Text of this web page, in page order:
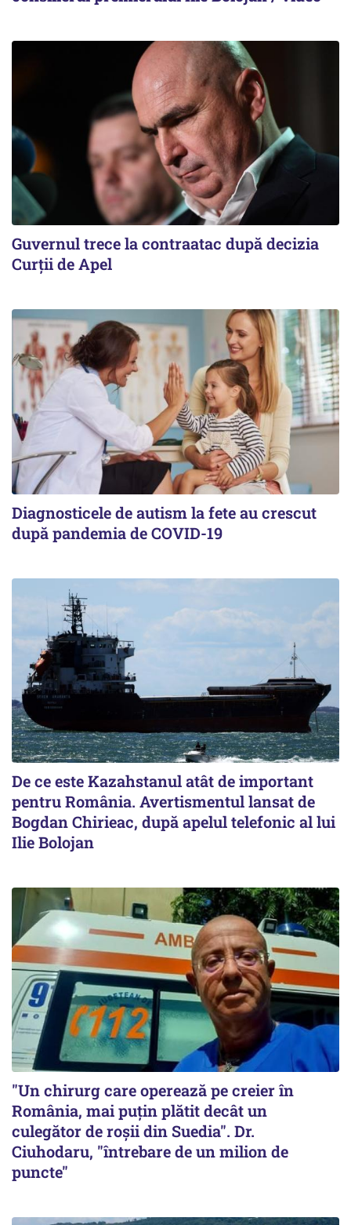
Guvernul trece la contraatac după decizia
Curții de Apel
Diagnosticele de autism la fete au crescut
după pandemia de COVID-19
De ce este Kazahstanul atât de important
pentru România. Avertismentul lansat de
Bogdan Chirieac, după apelul telefonic al lui
Ilie Bolojan
"Un chirurg care operează pe creier în
România, mai puțin plătit decât un
culegător de roșii din Suedia". Dr.
Ciuhodaru, "întrebare de un milion de
puncte"